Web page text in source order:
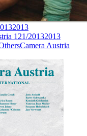
2013
121/20132013
Camera Austria